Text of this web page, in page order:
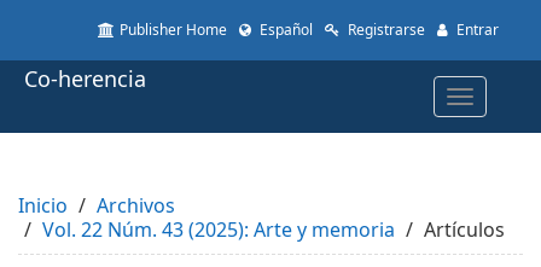
to
page
Main
Content
Sidebar
Publisher Home Español Registrarse Entrar
Toggle
Co-herencia
Inicio
Archivos
Vol. 22 Núm. 43 (2025): Arte y memoria
Artículos